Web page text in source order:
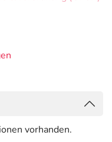
vorhanden.